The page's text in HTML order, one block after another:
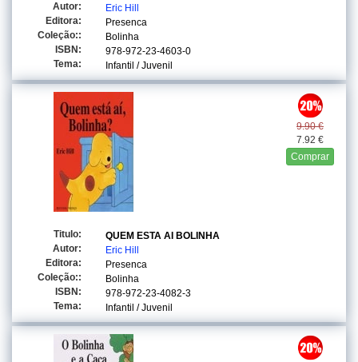
Autor:
Eric Hill
Editora:
Presenca
Coleção::
Bolinha
ISBN:
978-972-23-4603-0
Tema:
Infantil / Juvenil
9.90 €
7.92 €
Comprar
Titulo:
QUEM ESTA AI BOLINHA
Autor:
Eric Hill
Editora:
Presenca
Coleção::
Bolinha
ISBN:
978-972-23-4082-3
Tema:
Infantil / Juvenil